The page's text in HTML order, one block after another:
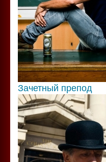
Зачетный препод